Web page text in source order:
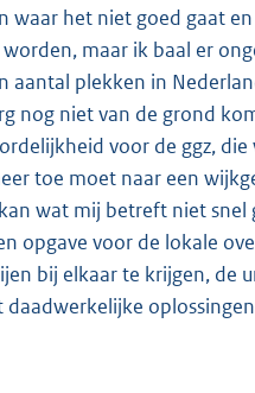
waar het niet goed gaat
maar ik baal er
aantal plekken in
nog niet van de grond
voor de ggz, die
toe moet naar een
wat mij betreft niet snel
opgave voor de lokale
bij elkaar te krijgen, de
daadwerkelijke